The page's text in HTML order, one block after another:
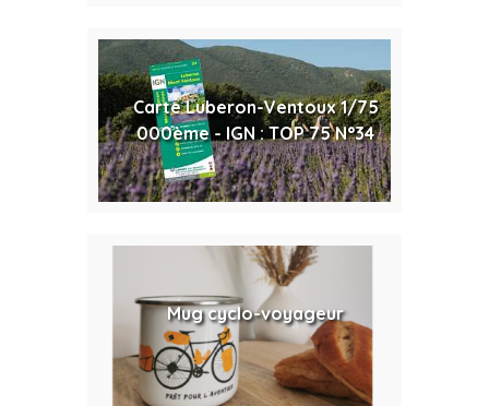
Carte Luberon-Ventoux 1/75
000ème - IGN : TOP 75 N°34
Mug cyclo-voyageur